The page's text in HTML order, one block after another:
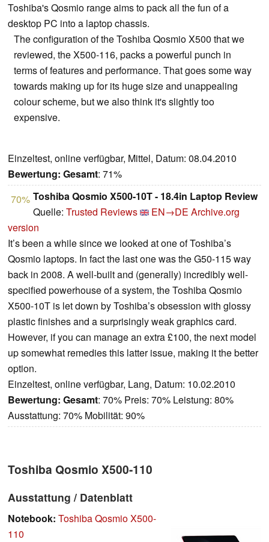
Toshiba's Qosmio range aims to pack all the fun of a
desktop PC into a laptop chassis.
The configuration of the Toshiba Qosmio X500 that we
reviewed, the X500-116, packs a powerful punch in
terms of features and performance. That goes some way
towards making up for its huge size and unappealing
colour scheme, but we also think it's slightly too
expensive.
Einzeltest, online verfügbar, Mittel, Datum: 08.04.2010
Bewertung: Gesamt: 71%
70% Toshiba Qosmio X500-10T - 18.4in Laptop Review
Quelle: Trusted Reviews EN→DE Archive.org
version
It’s been a while since we looked at one of Toshiba’s
Qosmio laptops. In fact the last one was the G50-115 way
back in 2008. A well-built and (generally) incredibly well-
specified powerhouse of a system, the Toshiba Qosmio
X500-10T is let down by Toshiba’s obsession with glossy
plastic finishes and a surprisingly weak graphics card.
However, if you can manage an extra £100, the next model
up somewhat remedies this latter issue, making it the better
option.
Einzeltest, online verfügbar, Lang, Datum: 10.02.2010
Bewertung: Gesamt: 70% Preis: 70% Leistung: 80%
Ausstattung: 70% Mobilität: 90%
Toshiba Qosmio X500-110
Ausstattung / Datenblatt
Notebook: Toshiba Qosmio X500-
110